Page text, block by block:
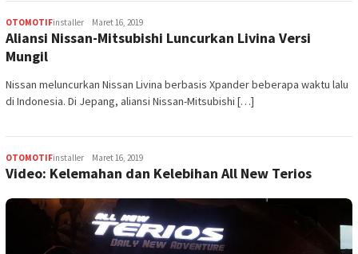
OTOMOTIFinstaller Maret 16, 2019
Aliansi Nissan-Mitsubishi Luncurkan Livina Versi
Mungil
Nissan meluncurkan Nissan Livina berbasis Xpander beberapa waktu lalu
di Indonesia. Di Jepang, aliansi Nissan-Mitsubishi […]
OTOMOTIFinstaller Maret 16, 2019
Video: Kelemahan dan Kelebihan All New Terios